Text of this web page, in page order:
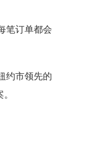
笔订单都会
约市领先的